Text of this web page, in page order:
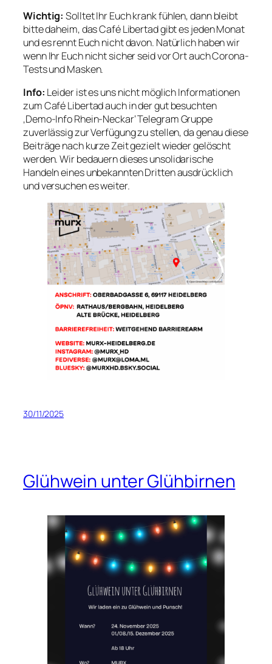
Wichtig: Solltet Ihr Euch krank fühlen, dann bleibt
bitte daheim, das Café Libertad gibt es jeden Monat
und es rennt Euch nicht davon. Natürlich haben wir
wenn Ihr Euch nicht sicher seid vor Ort auch Corona-
Tests und Masken.
Info: Leider ist es uns nicht möglich Informationen
zum Café Libertad auch in der gut besuchten
‚Demo-Info Rhein-Neckar‘ Telegram Gruppe
zuverlässig zur Verfügung zu stellen, da genau diese
Beiträge nach kurze Zeit gezielt wieder gelöscht
werden. Wir bedauern dieses unsolidarische
Handeln eines unbekannten Dritten ausdrücklich
und versuchen es weiter.
30/11/2025
Glühwein unter Glühbirnen